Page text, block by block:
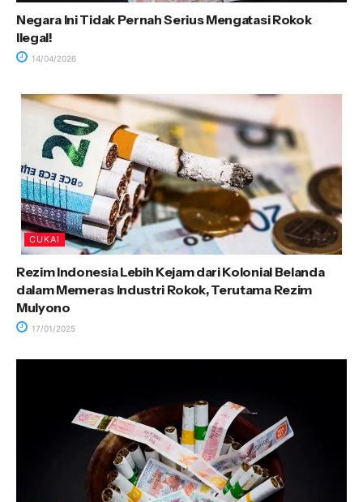
Negara Ini Tidak Pernah Serius Mengatasi Rokok
Ilegal!
14/04/2026
CUKAI
Rezim Indonesia Lebih Kejam dari Kolonial Belanda
dalam Memeras Industri Rokok, Terutama Rezim
Mulyono
17/01/2025